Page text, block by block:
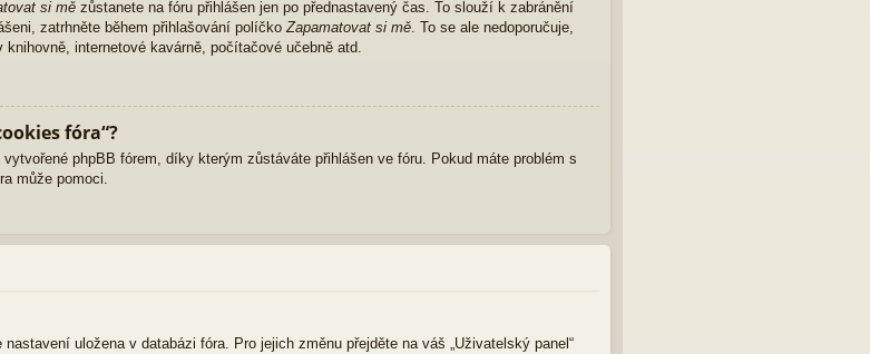
si mě zůstanete na fóru přihlášen jen po přednastavený čas. To slouží k zabránění
zatrhněte během přihlašování políčko Zapamatovat si mě . To se ale nedoporučuje,
internetové kavárně, počítačové učebně atd.
fóra“?
phpBB fórem, díky kterým zůstáváte přihlášen ve fóru. Pokud máte problém s
může pomoci.
uložena v databázi fóra. Pro jejich změnu přejděte na váš „Uživatelský panel“